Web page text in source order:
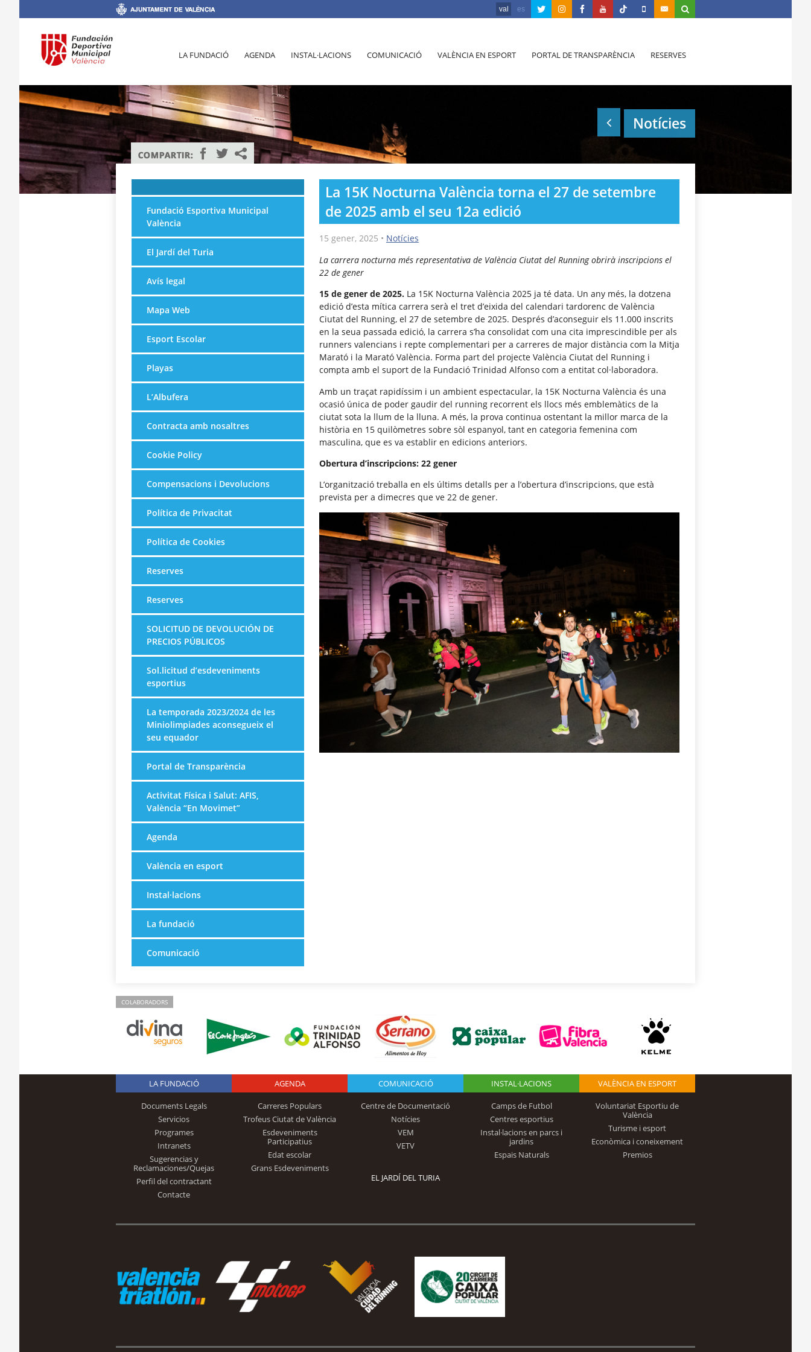
val es
LA FUNDACIÓ AGENDA INSTAL·LACIONS COMUNICACIÓ VALÈNCIA EN ESPORT PORTAL DE TRANSPARÈNCIA RESERVES
Notícies
La 15K Nocturna València torna el 27 de setembre
de 2025 amb el seu 12a edició
15 gener, 2025 • Notícies
La carrera nocturna més representativa de València Ciutat del Running obrirà inscripcions el
22 de gener
15 de gener de 2025.La 15K Nocturna València 2025 ja té data. Un any més, la dotzena
edició d’esta mítica carrera serà el tret d’eixida del calendari tardorenc de València
Ciutat del Running, el 27 de setembre de 2025. Després d’aconseguir els 11.000 inscrits
en la seua passada edició, la carrera s’ha consolidat com una cita imprescindible per als
runners valencians i repte complementari per a carreres de major distància com la Mitja
Marató i la Marató València. Forma part del projecte València Ciutat del Running i
compta amb el suport de la Fundació Trinidad Alfonso com a entitat col·laboradora.
Amb un traçat rapidíssim i un ambient espectacular, la 15K Nocturna València és una
ocasió única de poder gaudir del running recorrent els llocs més emblemàtics de la
ciutat sota la llum de la lluna. A més, la prova continua ostentant la millor marca de la
història en 15 quilòmetres sobre sòl espanyol, tant en categoria femenina com
masculina, que es va establir en edicions anteriors.
Obertura d’inscripcions: 22 gener
L’organització treballa en els últims detalls per a l’obertura d’inscripcions, que està
prevista per a dimecres que ve 22 de gener.
Fundació Esportiva Municipal
València
El Jardí del Turia
Avís legal
Mapa Web
Esport Escolar
Playas
L’Albufera
Contracta amb nosaltres
Cookie Policy
Compensacions i Devolucions
Política de Privacitat
Política de Cookies
Reserves
Reserves
SOLICITUD DE DEVOLUCIÓN DE
PRECIOS PÚBLICOS
Sol.licitud d’esdeveniments
esportius
La temporada 2023/2024 de les
Miniolimpiades aconsegueix el
seu equador
Portal de Transparència
Activitat Física i Salut: AFIS,
València “En Movimet”
Agenda
València en esport
Instal·lacions
La fundació
Comunicació
COLABORADORS
Logo Fundación
Trinidad Alfonso
LA FUNDACIÓ
Documents Legals
Servicios
Programes
Intranets
Sugerencias y
Reclamaciones/Quejas
Perfil del contractant
Contacte
AGENDA
Carreres Populars
Trofeus Ciutat de València
Esdeveniments
Participatius
Edat escolar
Grans Esdeveniments
COMUNICACIÓ
Centre de Documentació
Notícies
VEM
VETV
INSTAL·LACIONS
Camps de Futbol
Centres esportius
Instal·lacions en parcs i
jardins
Espais Naturals
VALÈNCIA EN ESPORT
Voluntariat Esportiu de
València
Turisme i esport
Econòmica i coneixement
Premios
EL JARDÍ DEL TURIA